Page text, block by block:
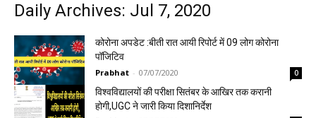
Daily Archives: Jul 7, 2020
कोरोना अपडेट :बीती रात आयी रिपोर्ट में 09 लोग कोरोना
पॉजिटिव
Prabhat - 07/07/2020 0
विश्वविद्यालयों की परीक्षा सितंबर के आखिर तक करानी
होगी,UGC ने जारी किया दिशानिर्देश